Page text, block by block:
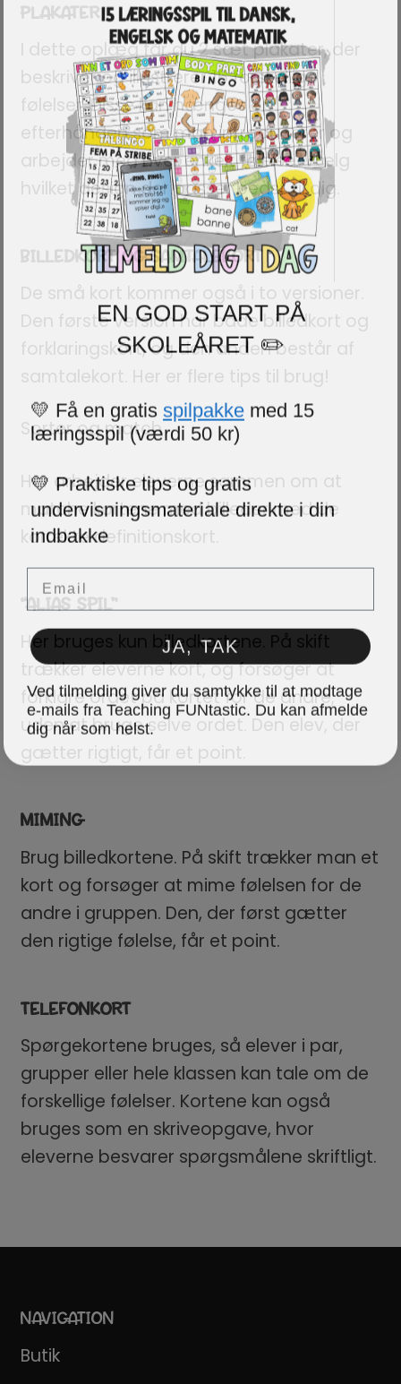
PLAKATER
I dette oplæg får du 2 sæt plakater, der
beskriver og illustrerer 16 forskellige
følelser. Disse kan hænges op
efterhånden som man introducerer og
arbejder med hver enkelt følelse. Vælg
hvilket design der passer bedst til dig.
BILLEDKORT OG SAMTALEKORT
De små kort kommer også i to versioner.
Den første version har både billedkort og
forklaringskort, og den anden består af
samtalekort. Her er flere tips til brug!
Sorter og match
Her arbejder eleverne sammen om at
matche kortene med billeder med de
korrekte definitionskort.
“ALIAS SPIL”
Her bruges kun billedkortene. På skift
trækker eleverne kort, og forsøger at
forklare ordet på kortet for de andre,
uden at bruge selve ordet. Den elev, der
gætter rigtigt, får et point.
MIMING
Brug billedkortene. På skift trækker man et
kort og forsøger at mime følelsen for de
andre i gruppen. Den, der først gætter
den rigtige følelse, får et point.
TELEFONKORT
Spørgekortene bruges, så elever i par,
grupper eller hele klassen kan tale om de
forskellige følelser. Kortene kan også
bruges som en skriveopgave, hvor
eleverne besvarer spørgsmålene skriftligt.
NAVIGATION
Butik
EN GOD START PÅ
SKOLEÅRET ✏️
💛 Få en gratis spilpakke med 15
læringsspil (værdi 50 kr)
💛 Praktiske tips og gratis
undervisningsmateriale direkte i din
indbakke
Email
JA, TAK
Ved tilmelding giver du samtykke til at modtage
e-mails fra Teaching FUNtastic. Du kan afmelde
dig når som helst.